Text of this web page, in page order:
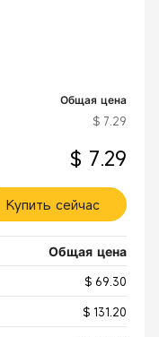
Общая цена
$ 7.29
$ 7.29
Купить сейчас
Общая цена
$ 69.30
$ 131.20